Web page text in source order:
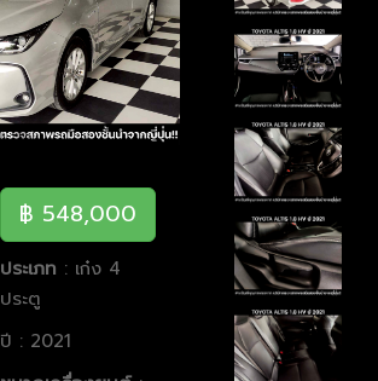
฿ 548,000
ประเภท : เก๋ง 4
ประตู
ปี : 2021